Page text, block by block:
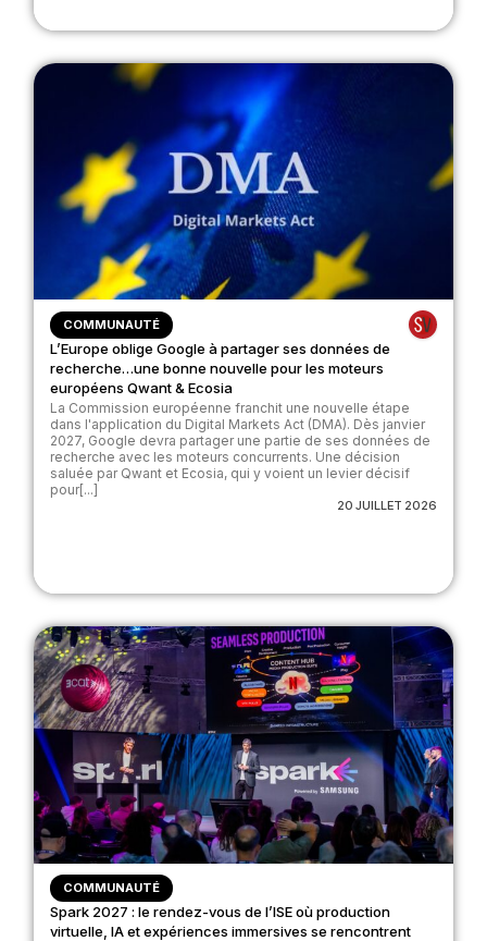
COMMUNAUTÉ
L’Europe oblige Google à partager ses données de
recherche…une bonne nouvelle pour les moteurs
européens Qwant & Ecosia
La Commission européenne franchit une nouvelle étape
dans l'application du Digital Markets Act (DMA). Dès janvier
2027, Google devra partager une partie de ses données de
recherche avec les moteurs concurrents. Une décision
saluée par Qwant et Ecosia, qui y voient un levier décisif
pour[...]
20 JUILLET 2026
COMMUNAUTÉ
Spark 2027 : le rendez-vous de l’ISE où production
virtuelle, IA et expériences immersives se rencontrent